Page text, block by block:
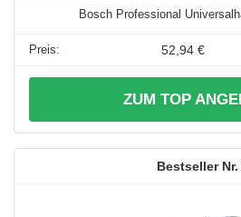
Bosch Professional
52,94 €
ZUM TOP